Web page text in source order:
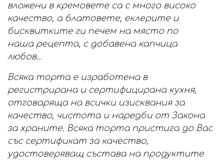
вложени в кремовете са с много високо
качество, а блатовете, еклерите и
бисквитките ги печем на място по
наша рецепта, с добавена капчица
любов...
Всяка торта е изработена в
регистрирана и сертифицирана кухня,
отговаряща на всички изисквания за
качество, чистота и наредби от Закона
за храните. Всяка торта пристига до Вас
със сертификат за качество,
удостоверяващ състава на продуктите